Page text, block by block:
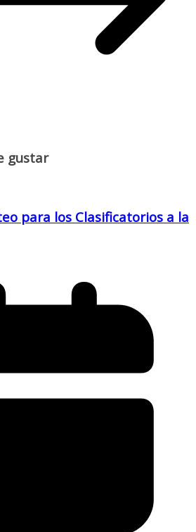
gustar
para los Clasificatorios a la